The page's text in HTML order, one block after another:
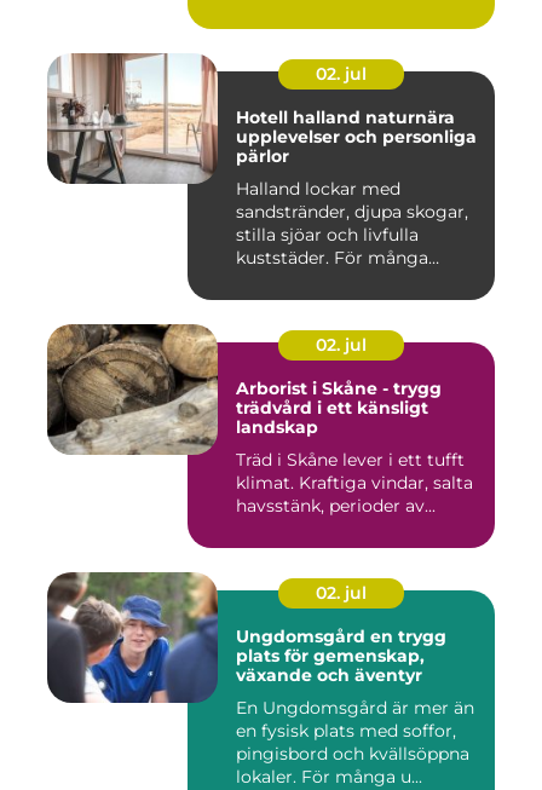
02. jul
Hotell halland naturnära
upplevelser och personliga
pärlor
Halland lockar med
sandstränder, djupa skogar,
stilla sjöar och livfulla
kuststäder. För många
02. jul
Arborist i Skåne - trygg
trädvård i ett känsligt
landskap
Träd i Skåne lever i ett tufft
klimat. Kraftiga vindar, salta
havsstänk, perioder av...
02. jul
Ungdomsgård en trygg
plats för gemenskap,
växande och äventyr
En Ungdomsgård är mer än
en fysisk plats med soffor,
pingisbord och kvällsöppna
lokaler. För många u...